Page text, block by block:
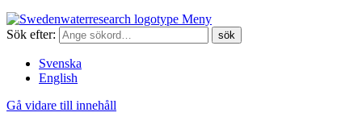
Meny
Sök efter:
Svenska
English
Gå vidare till innehåll